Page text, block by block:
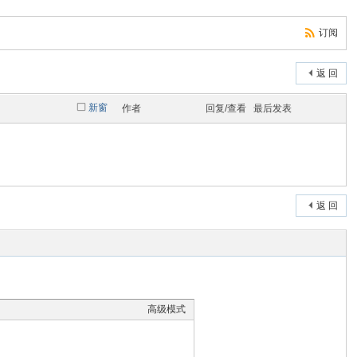
订阅
返 回
新窗 作者 回复/查看 最后发表
返 回
高级模式